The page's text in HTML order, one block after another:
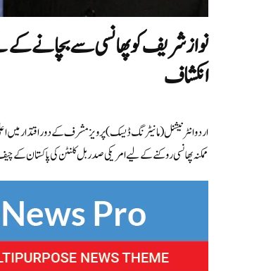
نواز شریف کو پھانسی سے بچانے
انکشاف
ممکنہ پھانسی روکنے کے لیے امریکی صدر بل کلنٹن کی پاکستان